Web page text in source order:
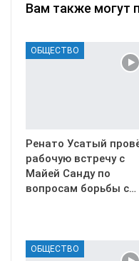
Вам также могут
ОБЩЕСТВО
Ренато Усатый
рабочую встречу с
Майей Санду по
вопросам борьбы с…
ОБЩЕСТВО